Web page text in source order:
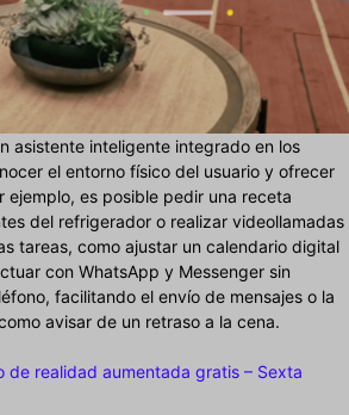
asistente inteligente integrado en los
el entorno físico del usuario y ofrecer
ejemplo, es posible pedir una receta
del refrigerador o realizar videollamadas
tareas, como ajustar un calendario digital
con WhatsApp y Messenger sin
facilitando el envío de mensajes o la
avisar de un retraso a la cena.
de realidad aumentada gratis – Sexta